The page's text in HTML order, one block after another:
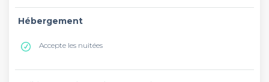
Hébergement
Accepte les nuitées